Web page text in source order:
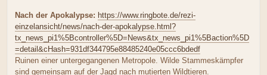
Nach der Apokalypse: https://www.ringbote.de/rezi-
einzelansicht/news/nach-der-apokalypse.html?
tx_news_pi1%5Bcontroller%5D=News&tx_news_pi1%5Baction%5D
=detail&cHash=931df344795e88485240e05ccc6bdedf
Ruinen einer untergegangenen Metropole. Wilde Stammeskämpfer
sind gemeinsam auf der Jagd nach mutierten Wildtieren.